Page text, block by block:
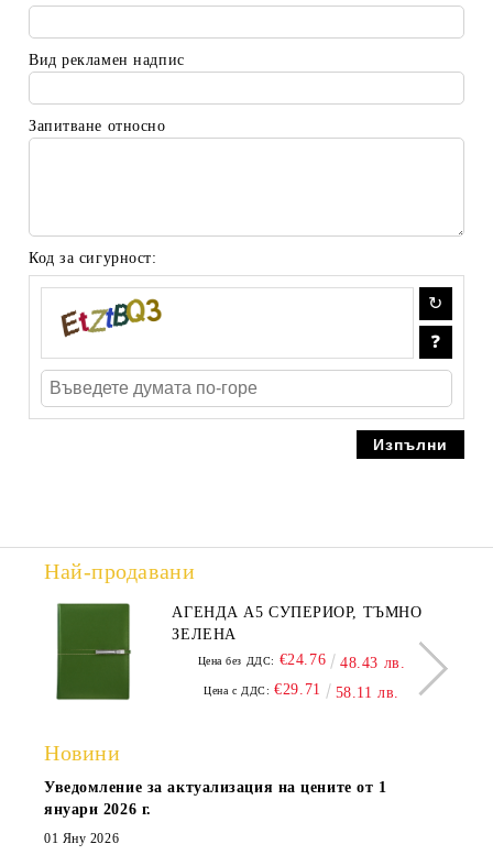
Вид рекламен надпис
Запитване относно
Код за сигурност:
Най-продавани
АГЕНДА А5 СУПЕРИОР, ТЪМНО
ЗЕЛЕНА
Цена без ДДС: €24.76 48.43 лв.
Цена с ДДС: €29.71 58.11 лв.
Новини
Уведомление за актуализация на цените от 1
януари 2026 г.
01 Яну 2026